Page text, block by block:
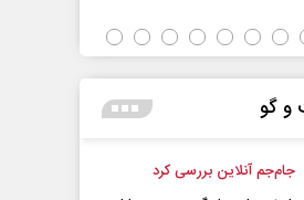
و گو
جام‌جم آنلاین بررسی کرد